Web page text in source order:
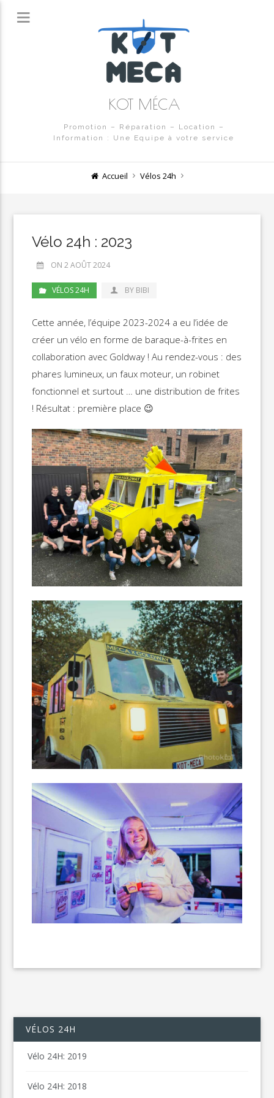
KOT MÉCA
Promotion – Réparation – Location –
Information : Une Equipe à votre service
Accueil Vélos 24h
Vélo 24h : 2023
ON 2 AOÛT 2024
VÉLOS 24H BY BIBI
Cette année, l’équipe 2023-2024 a eu l’idée de
créer un vélo en forme de baraque-à-frites en
collaboration avec Goldway ! Au rendez-vous : des
phares lumineux, un faux moteur, un robinet
fonctionnel et surtout … une distribution de frites
! Résultat : première place 😉
VÉLOS 24H
Vélo 24H: 2019
Vélo 24H: 2018